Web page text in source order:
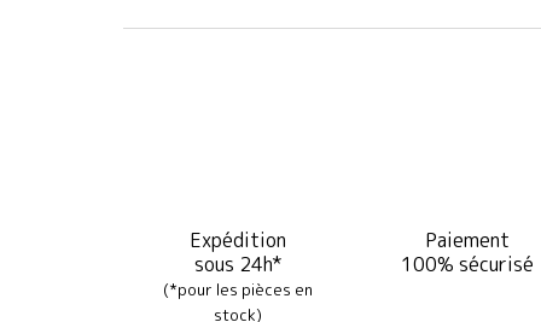
Expédition
sous 24h*
(*pour les pièces en
stock)
Paiement
100% sécurisé